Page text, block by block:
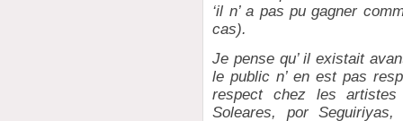
‘il n’ a pas pu gagner
cas).
Je pense qu’ il existait
le public n’ en est pas
respect chez les
Soleares, por